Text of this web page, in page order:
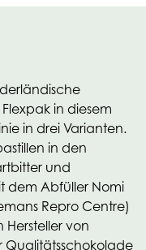
in diesem
in drei Varianten.
in den
und
dem Abfüller Nomi
Repro Centre)
von
Qualitätsschokolade